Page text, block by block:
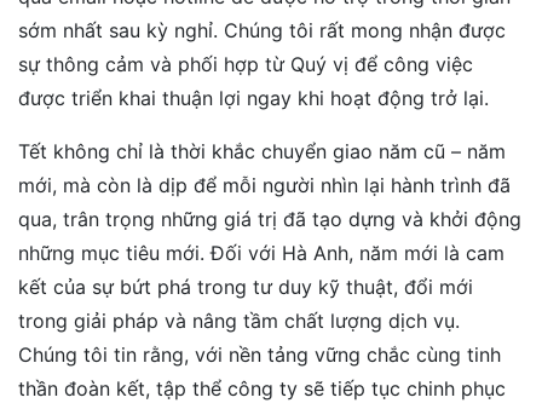
sớm nhất sau kỳ nghỉ. Chúng tôi rất mong nhận được
sự thông cảm và phối hợp từ Quý vị để công việc
được triển khai thuận lợi ngay khi hoạt động trở lại.
Tết không chỉ là thời khắc chuyển giao năm cũ – năm
mới, mà còn là dịp để mỗi người nhìn lại hành trình đã
qua, trân trọng những giá trị đã tạo dựng và khởi động
những mục tiêu mới. Đối với Hà Anh, năm mới là cam
kết của sự bứt phá trong tư duy kỹ thuật, đổi mới
trong giải pháp và nâng tầm chất lượng dịch vụ.
Chúng tôi tin rằng, với nền tảng vững chắc cùng tinh
thần đoàn kết, tập thể công ty sẽ tiếp tục chinh phục